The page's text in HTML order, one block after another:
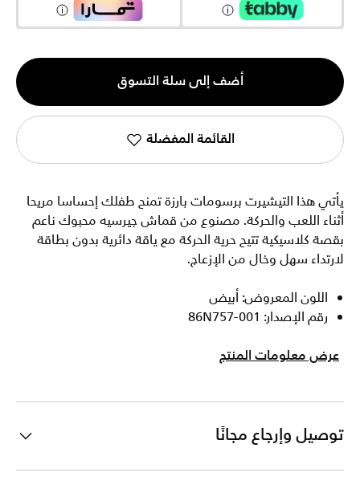
الكمية
1
أضف إلى سلة التسوق
القائمة المفضلة
يأتي هذا التيشيرت برسومات بارزة تمنح طفلك إحساسا مريحا
أثناء اللعب والحركة. مصنوع من قماش جيرسيه محبوك ناعم
بقصة كلاسيكية تتيح حرية الحركة مع ياقة دائرية بدون بطاقة
لارتداء سهل وخال من الإزعاج.
اللون المعروض: أبيض
رقم الإصدار: 86N757-001
عرض معلومات المنتج
توصيل وإرجاع مجانًا